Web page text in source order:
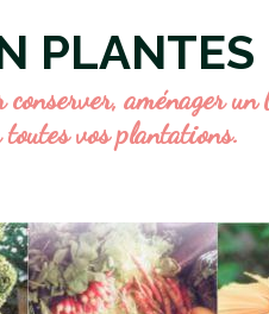
PLANTES
aménager un
vos plantations.